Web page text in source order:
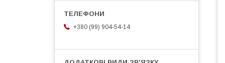
+380 (99) 904-54-14